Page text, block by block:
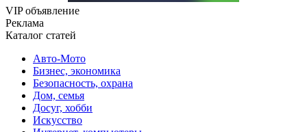
VIP объявление
Реклама
Каталог статей
Авто-Мото
Бизнес, экономика
Безопасность, охрана
Дом, семья
Досуг, хобби
Искусство